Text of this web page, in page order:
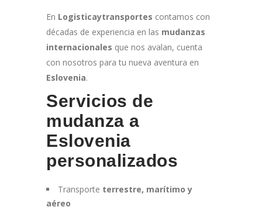
En Logisticaytransportes contamos con
décadas de experiencia en las mudanzas
internacionales que nos avalan, cuenta
con nosotros para tu nueva aventura en
Eslovenia.
Servicios de
mudanza a
Eslovenia
personalizados
Transporte terrestre, marítimo y
aéreo